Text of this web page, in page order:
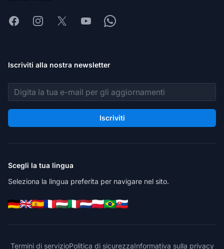
FacebookInstagram
X YoutubeWhatsapp
Iscriviti alla nostra newsletter
Indirizzo email
Iscriviti
Scegli la tua lingua
Seleziona la lingua preferita per navigare nel sito.
Termini di servizioPolitica di sicurezzaInformativa sulla privacy